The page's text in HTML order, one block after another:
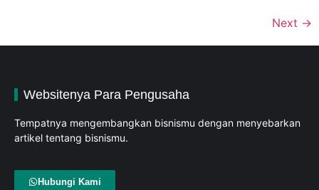
Next →
Websitenya Para Pengusaha
Tempatnya mengembangkan bisnismu dengan menyebarkan
artikel tentang bisnismu.
Hubungi Kami